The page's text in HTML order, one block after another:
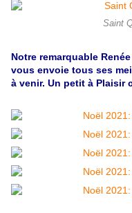
Saint
Notre remarquable
vous envoie tous ses
à venir. Un petit à Plaisir